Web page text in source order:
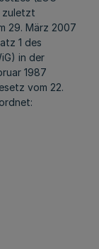
zuletzt
29. März 2007
1 des
in der
1987
vom 22.